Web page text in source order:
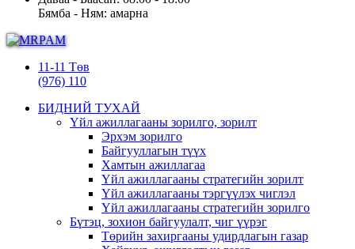
Бямба - Ням: амарна
11-11 Төв
(976) 110
БИДНИЙ ТУХАЙ
Үйл ажиллагааны зорилго, зорилт
Эрхэм зорилго
Байгууллагын түүх
Хамтын ажиллагаа
Үйл ажиллагааны стратегийн зорилт
Үйл ажиллагааны тэргүүлэх чиглэл
Үйл ажиллагааны стратегийн зорилго
Бүтэц, зохион байгуулалт, чиг үүрэг
Төрийн захиргааны удирдлагын газар